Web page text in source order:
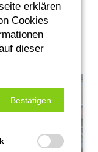
in die
2026!
erklären
Cookies
dieser
Bestätigen